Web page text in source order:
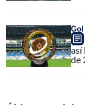
Gol
así
de